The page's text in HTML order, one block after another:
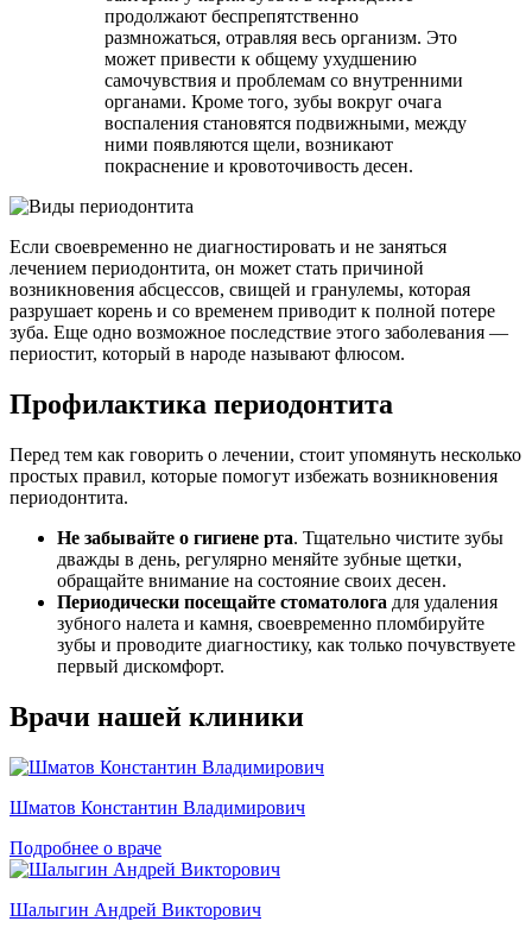
продолжают беспрепятственно
размножаться, отравляя весь организм. Это
может привести к общему ухудшению
самочувствия и проблемам со внутренними
органами. Кроме того, зубы вокруг очага
воспаления становятся подвижными, между
ними появляются щели, возникают
покраснение и кровоточивость десен.
Если своевременно не диагностировать и не заняться
лечением периодонтита, он может стать причиной
возникновения абсцессов, свищей и гранулемы, которая
разрушает корень и со временем приводит к полной потере
зуба. Еще одно возможное последствие этого заболевания —
периостит, который в народе называют флюсом.
Профилактика периодонтита
Перед тем как говорить о лечении, стоит упомянуть несколько
простых правил, которые помогут избежать возникновения
периодонтита.
Не забывайте о гигиене рта. Тщательно чистите зубы
дважды в день, регулярно меняйте зубные щетки,
обращайте внимание на состояние своих десен.
Периодически посещайте стоматолога для удаления
зубного налета и камня, своевременно пломбируйте
зубы и проводите диагностику, как только почувствуете
первый дискомфорт.
Врачи нашей клиники
Шматов Константин Владимирович
Подробнее о враче
Шалыгин Андрей Викторович